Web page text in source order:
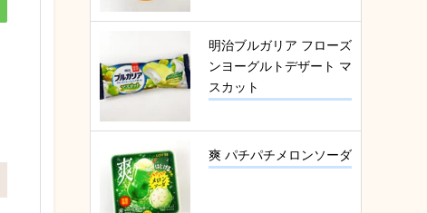
明治ブルガリア フローズ
ンヨーグルトデザート マ
スカット
爽 パチパチメロンソーダ